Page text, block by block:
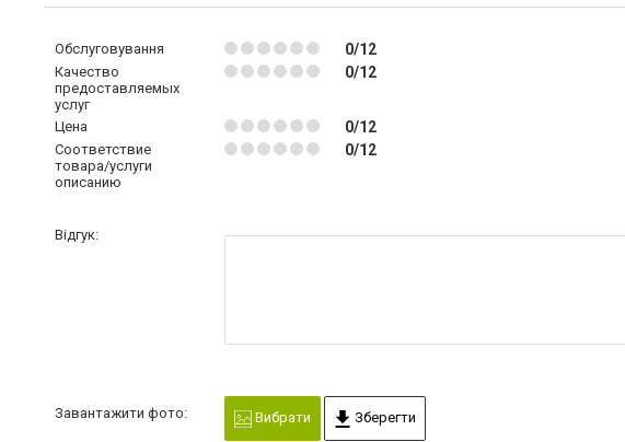
Обслуговування 0/12
Качество
предоставляемых
услуг
0/12
Цена 0/12
Соответствие
товара/услуги
описанию
0/12
Відгук:
Завантажити фото: Вибрати Зберегти